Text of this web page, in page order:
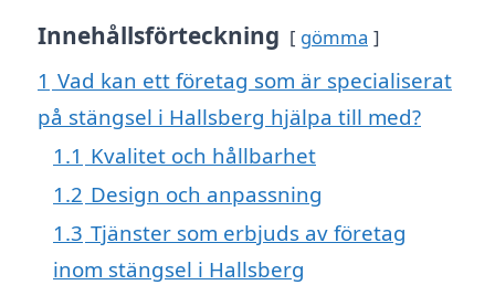
Innehållsförteckning gömma
1 Vad kan ett företag som är specialiserat
på stängsel i Hallsberg hjälpa till med?
1.1 Kvalitet och hållbarhet
1.2 Design och anpassning
1.3 Tjänster som erbjuds av företag
inom stängsel i Hallsberg